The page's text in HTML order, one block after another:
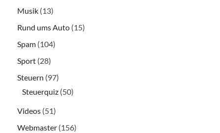
Musik (13)
Rund ums Auto (15)
Spam (104)
Sport (28)
Steuern (97)
Steuerquiz (50)
Videos (51)
Webmaster (156)